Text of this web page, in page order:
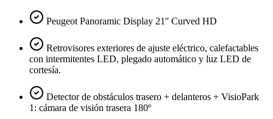
Peugeot Panoramic Display 21'' Curved HD
Retrovisores exteriores de ajuste eléctrico, calefactables
con intermitentes LED, plegado automático y luz LED de
cortesía.
Detector de obstáculos trasero + delanteros + VisioPark
1: cámara de visión trasera 180º